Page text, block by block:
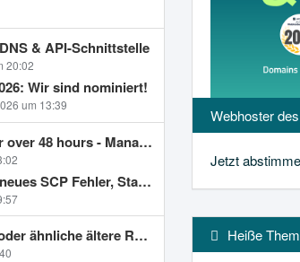
& API-Schnittstelle
20:02
Wir sind nominiert!
um 13:39
48 hours - Manassas
Fehler, Standort Nürnberg
ältere Root-Server-Tarife
Webhoster
Jetzt
Heiße